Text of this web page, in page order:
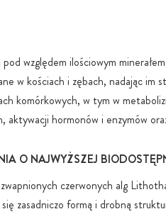
względem ilościowym
w kościach i zębach, nadając im
komórkowych, w tym w
aktywacji hormonów i enzymów
O NAJWYŻSZEJ
czerwonych alg
zasadniczo formą i drobną